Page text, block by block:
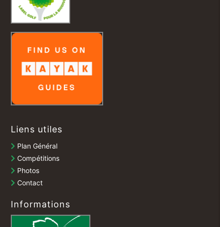
Liens utiles
Plan Général
Compétitions
Photos
Contact
Informations